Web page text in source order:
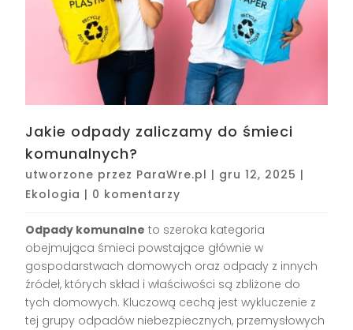
Jakie odpady zaliczamy do śmieci
komunalnych?
utworzone przez ParaWre.pl | gru 12, 2025 |
Ekologia | 0 komentarzy
Odpady komunalne to szeroka kategoria
obejmująca śmieci powstające głównie w
gospodarstwach domowych oraz odpady z innych
źródeł, których skład i właściwości są zbliżone do
tych domowych. Kluczową cechą jest wykluczenie z
tej grupy odpadów niebezpiecznych, przemysłowych